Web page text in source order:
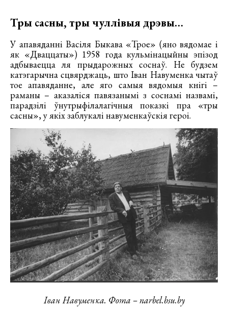
Тры сасны, тры чуллівыя дрэвы…
У апавяданні Васіля Быкава «Трое» (яно вядомае і
як «Дваццаты») 1958 года кульмінацыйны эпізод
адбываецца ля прыдарожных соснаў. Не будзем
катэгарычна сцвярджаць, што Іван Навуменка чытаў
тое апавяданне, але яго самыя вядомыя кнігі –
раманы – аказаліся павязанымі з соснамі назвамі,
парадзілі ўнутрыфілалагічныя показкі пра «тры
сасны», у якіх заблукалі навуменкаўскія героі.
Іван Навуменка. Фота – narbel.bsu.by